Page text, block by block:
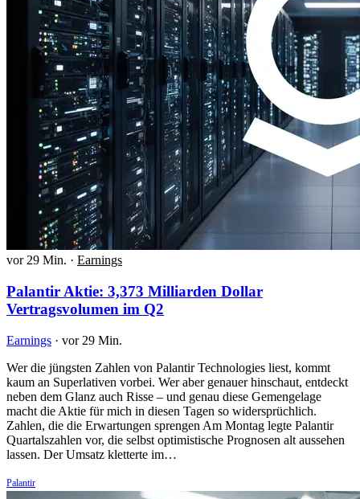
vor 29 Min. · Earnings
Palantir Aktie: 3,373 Milliarden Dollar
Vertragsvolumen im Q2
Earnings · vor 29 Min.
Wer die jüngsten Zahlen von Palantir Technologies liest, kommt
kaum an Superlativen vorbei. Wer aber genauer hinschaut, entdeckt
neben dem Glanz auch Risse – und genau diese Gemengelage
macht die Aktie für mich in diesen Tagen so widersprüchlich.
Zahlen, die die Erwartungen sprengen Am Montag legte Palantir
Quartalszahlen vor, die selbst optimistische Prognosen alt aussehen
lassen. Der Umsatz kletterte im…
Palantir